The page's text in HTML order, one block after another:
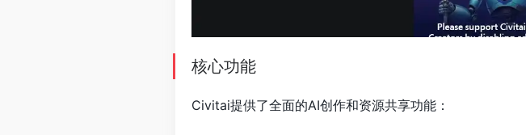
核心功能
Civitai提供了全面的AI创作和资源共享功能：